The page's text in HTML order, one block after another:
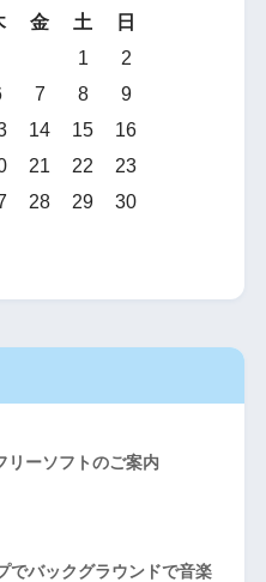
金 土
日
1
2
7 8
9
14 15
16
21 22
23
28 29
30
ーソフトのご案内
でバックグラウンドで音楽